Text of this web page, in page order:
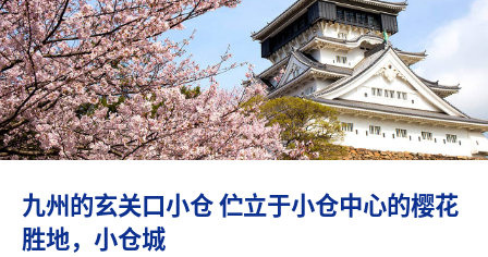
目的地
旅行信息
九州的玄关口小仓 伫立于小仓中心的樱花
胜地，小仓城